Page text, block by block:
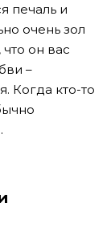
печаль и
очень зол
что он вас
–
Когда кто-то